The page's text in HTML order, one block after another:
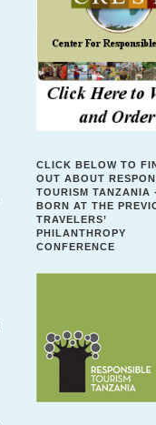
CLICK BELOW TO
OUT ABOUT
TOURISM TANZANIA
BORN AT THE
TRAVELERS’
PHILANTHROPY
CONFERENCE